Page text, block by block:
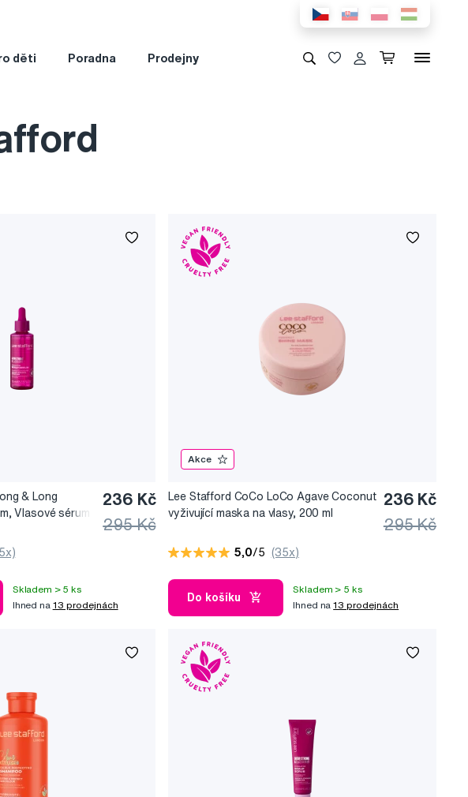
děti Poradna Prodejny
& Long
Vlasové sérum
236 Kč
295 Kč
Skladem > 5 ks
Ihned na 13 prodejnách
Akce
Lee Stafford CoCo LoCo Agave Coconut
vyživující maska na vlasy, 200 ml
236 Kč
295 Kč
5,0/5 (35x)
Do košíku
Skladem > 5 ks
Ihned na13 prodejnách